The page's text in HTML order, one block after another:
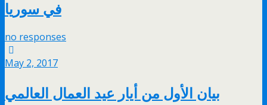
في سوريا
no responses
May 2, 2017
بيان الأول من أيار عيد العمال العالمي